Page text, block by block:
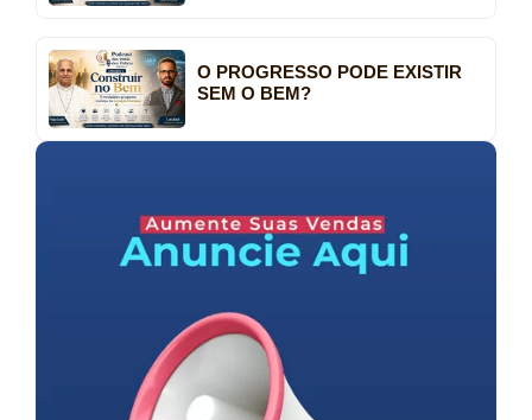
O PROGRESSO PODE EXISTIR
SEM O BEM?